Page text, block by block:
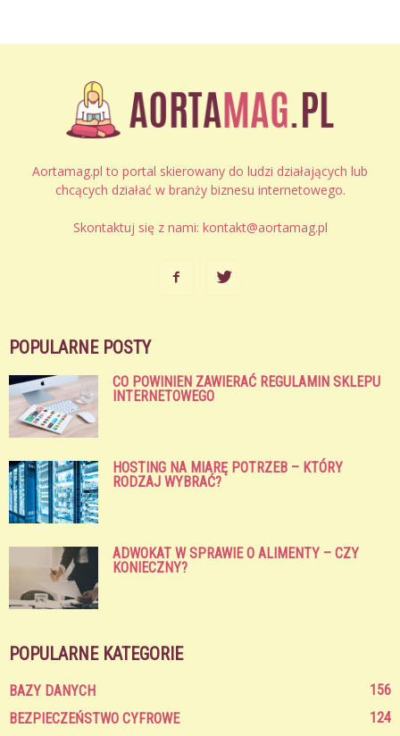
Aortamag.pl to portal skierowany do ludzi działających lub
chcących działać w branży biznesu internetowego.
Skontaktuj się z nami: kontakt@aortamag.pl
POPULARNE POSTY
CO POWINIEN ZAWIERAĆ REGULAMIN SKLEPU
INTERNETOWEGO
HOSTING NA MIARĘ POTRZEB – KTÓRY
RODZAJ WYBRAĆ?
ADWOKAT W SPRAWIE O ALIMENTY – CZY
KONIECZNY?
POPULARNE KATEGORIE
BAZY DANYCH
156
BEZPIECZEŃSTWO CYFROWE
124